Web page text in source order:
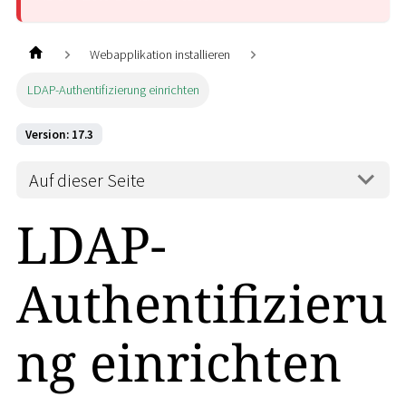
Webapplikation installieren
LDAP-Authentifizierung einrichten
Version: 17.3
Auf dieser Seite
LDAP-
Authentifizieru
ng einrichten